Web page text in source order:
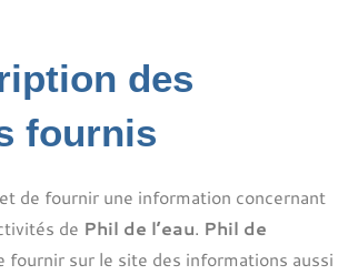
des
fournis
de fournir une information concernant
de Phil de l’eau. Phil de
fournir sur le site des informations aussi